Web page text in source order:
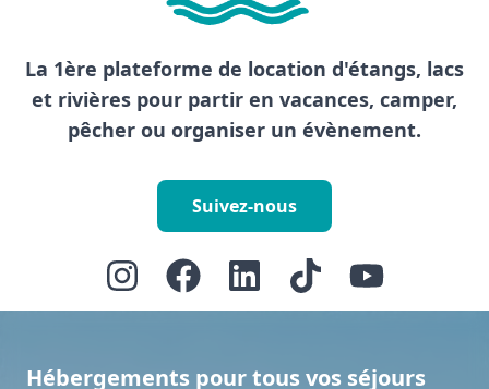
La 1ère plateforme de location d'étangs, lacs
et rivières pour partir en vacances, camper,
pêcher ou organiser un évènement.
Suivez-nous
Hébergements pour tous vos séjours